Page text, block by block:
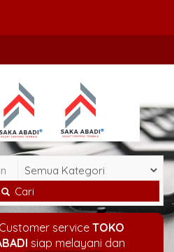
Cari
Customer service TOKO
siap melayani dan